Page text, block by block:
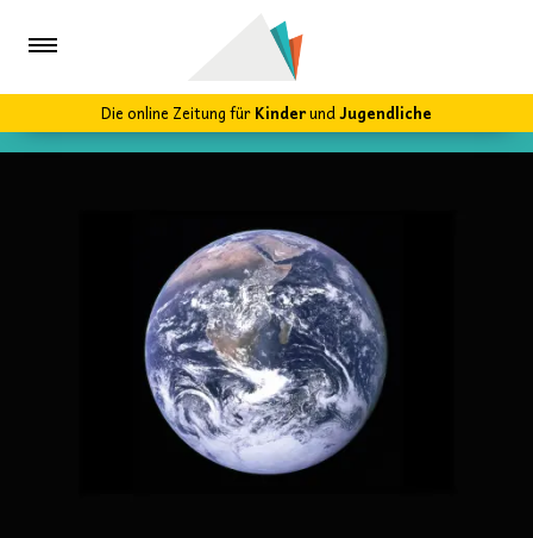
Die online Zeitung fürKinderundJugendliche